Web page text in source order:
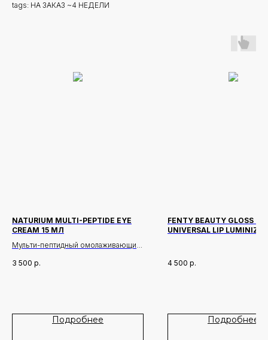
tags: НА ЗАКАЗ ~4 НЕДЕЛИ
NATURIUM MULTI-PEPTIDE EYE
CREAM 15 МЛ
Мульти-пептидный омолаживающий
3 500 р.
Подробнее
FENTY BEAUTY GLOSS
UNIVERSAL LIP LUMINIZER
4 500 р.
Подробнее
Доставка и оплата
Публичная Оферта
Новинки
Скидки